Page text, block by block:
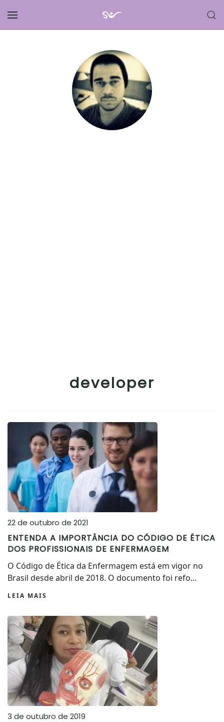
Skip to main content
developer
22 de outubro de 2021
ENTENDA A IMPORTÂNCIA DO CÓDIGO DE ÉTICA
DOS PROFISSIONAIS DE ENFERMAGEM
O Código de Ética da Enfermagem está em vigor no
Brasil desde abril de 2018. O documento foi refo…
LEIA MAIS
3 de outubro de 2019